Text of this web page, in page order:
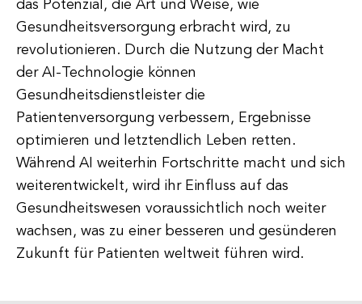
das Potenzial, die Art und Weise, wie
Gesundheitsversorgung erbracht wird, zu
revolutionieren. Durch die Nutzung der Macht
der AI-Technologie können
Gesundheitsdienstleister die
Patientenversorgung verbessern, Ergebnisse
optimieren und letztendlich Leben retten.
Während AI weiterhin Fortschritte macht und sich
weiterentwickelt, wird ihr Einfluss auf das
Gesundheitswesen voraussichtlich noch weiter
wachsen, was zu einer besseren und gesünderen
Zukunft für Patienten weltweit führen wird.